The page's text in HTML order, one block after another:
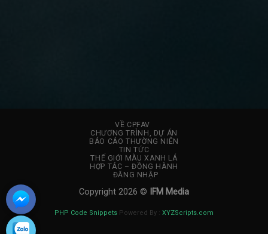
VỀ CPFAV
CHƯƠNG TRÌNH, DỰ ÁN
BÁO CÁO THƯỜNG NIÊN
TIN TỨC
THẾ GIỚI MÀU XANH LÁ
HỢP TÁC – ĐỒNG HÀNH
ĐĂNG NHẬP
Copyright 2026 © IFM Media
PHP Code Snippets Powered By : XYZScripts.com